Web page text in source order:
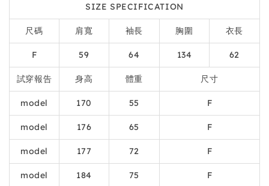
SIZE SPECIFICATION
尺碼 肩寬 袖長 胸圍 衣長
F 59 64 134 62
試穿報告 身高 體重 尺寸
model 170 55 F
model 176 65 F
model 177 72 F
model 184 75 F